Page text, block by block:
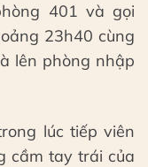
401 và gọi
23h40 cùng
lên phòng nhập
lúc tiếp viên
cầm tay trái của